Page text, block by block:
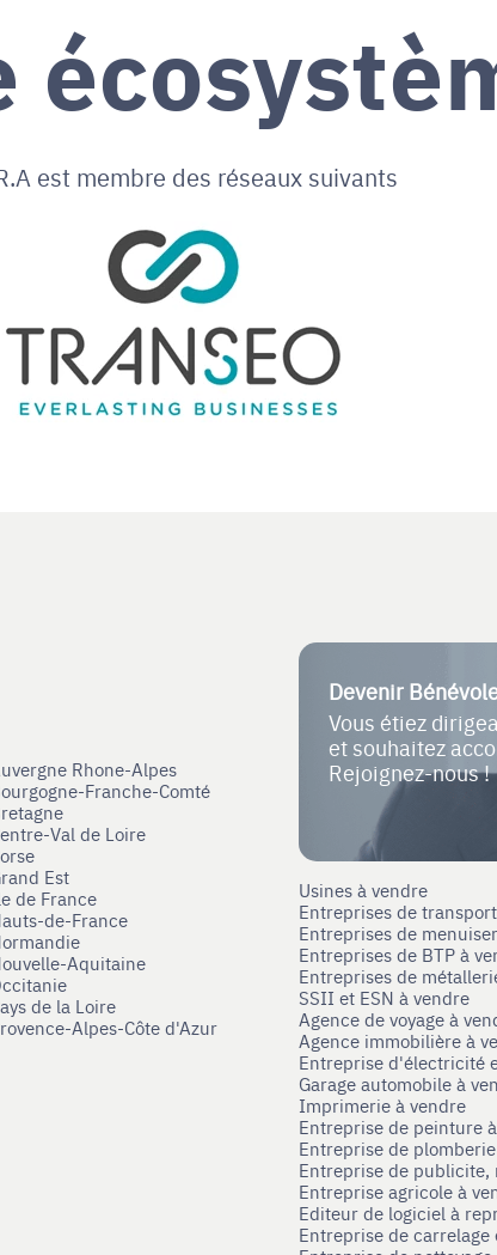
est membre des réseaux suivants
Rhone-Alpes
Franche-Comté
Val de Loire
Est
de France
de-France
Aquitaine
de la Loire
Alpes-Côte d'Azur
Devenir
Vous étiez
et souhaitez
Rejoignez-nous !
Usines à vendre
Entreprises de
Entreprises de
Entreprises de BTP à
Entreprises de
SSII et ESN à vendre
Agence de voyage à
Agence immobilière à
Entreprise d'électricité
Garage automobile à
Imprimerie à vendre
Entreprise de peinture
Entreprise de
Entreprise de publicite,
Entreprise agricole à
Editeur de logiciel à
Entreprise de